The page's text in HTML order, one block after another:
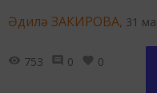
Әдилә ЗАКИРОВА, 31
753 0 0